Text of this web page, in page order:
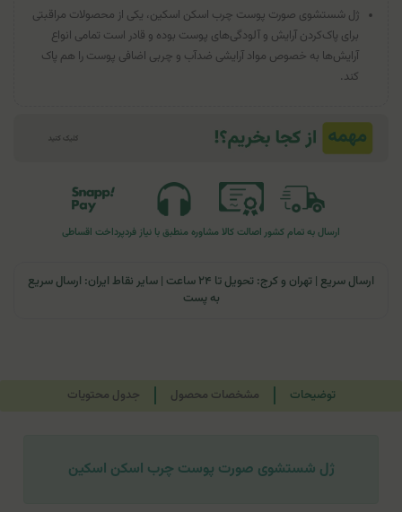
ژل شستشوی صورت پوست چرب اسکن اسکین، یکی از محصولات مراقبتی
برای پاک‌کردن آرایش و آلودگی‌های پوست بوده و قادر است تمامی انواع
آرایش‌ها به خصوص مواد آرایشی ضدآب و چربی اضافی پوست را هم پاک
کند.
ارسال به تمام کشوراصالت کالا مشاوره منطبق با نیاز فردپرداخت اقساطی
ارسال سریع | تهران و کرج: تحویل تا ۲۴ ساعت | سایر نقاط ایران: ارسال سریع
به پست
توضیحات مشخصات محصول جدول محتویات
ژل شستشوی صورت پوست چرب اسکن اسکین